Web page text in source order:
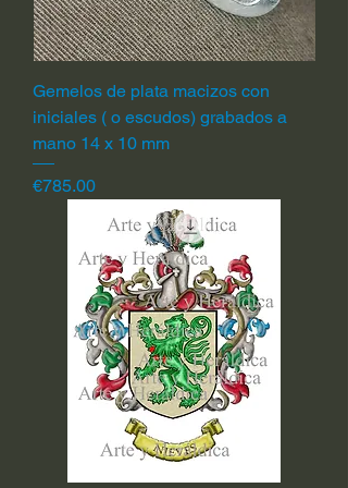
Gemelos de plata macizos con
iniciales ( o escudos) grabados a
mano 14 x 10 mm
Price
€785.00